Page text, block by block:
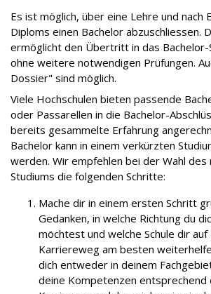
Es ist möglich, über eine Lehre und nach
Diploms einen Bachelor abzuschliessen.
ermöglicht den Übertritt in das
ohne weitere notwendigen Prüfungen.
Dossier" sind möglich.
Viele Hochschulen bieten passende
oder Passarellen in die Bachelor-
bereits gesammelte Erfahrung
Bachelor kann in einem verkürzten
werden. Wir empfehlen bei der Wahl des
Studiums die folgenden Schritte:
Mache dir in einem ersten Schritt
Gedanken, in welche Richtung du
möchtest und welche Schule dir auf
Karriereweg am besten
dich entweder in deinem
deine Kompetenzen entsprechend